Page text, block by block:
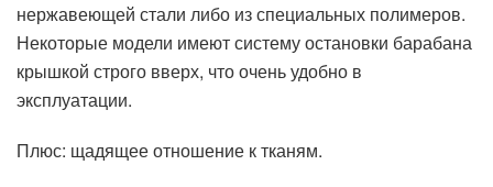
нержавеющей стали либо из специальных полимеров.
Некоторые модели имеют систему остановки барабана
крышкой строго вверх, что очень удобно в
эксплуатации.
Плюс: щадящее отношение к тканям.